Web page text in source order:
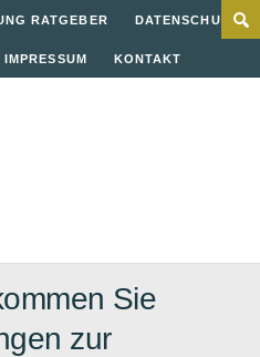
RATGEBER DATENSCHUTZ
IMPRESSUM KONTAKT
Sie
zur